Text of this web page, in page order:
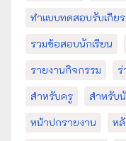
ทำแบบทดสอบรับเกีย
รวมข้อสอบนักเรียน
รายงานกิจกรรม
สำหรับครู
สำหรับ
หน้าปกรายงาน
ห